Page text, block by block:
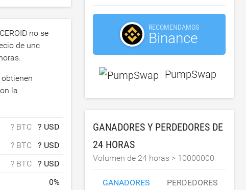
no se
de unc
la
? BTC
? USD
? BTC
? USD
? BTC
? USD
0%
RECOMENDAMOS
Binance
PumpSwap
GANADORES Y PERDEDORES DE
24 HORAS
Volumen de 24 horas > 10000000
GANADORES PERDEDORES